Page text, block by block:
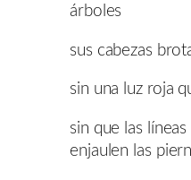
árboles
sus cabezas
sin una luz roja
sin que las
enjaulen las